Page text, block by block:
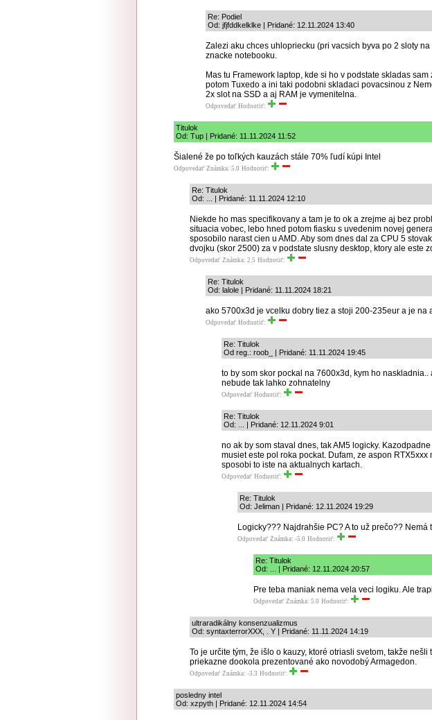
Re: Podiel
Od: jfjfddkelklke | Pridané: 12.11.2024 13:40
Zalezi aku chces uhlopriecku (pri vacsich byva po 2 sloty
znacke notebooku.
Mas tu Framework laptop, kde si ho v podstate skladas
potom Tuxedo a ini taki podobni skladaci povacsinou z
2x slot na SSD a aj RAM je vymenitelna.
Odpovedať Hodnotiť:
Titulok
Od: Tup | Pridané: 11.11.2024 11:52
Šialené že po toľkých kauzách stále 70% ľudí kúpi Intel
Odpovedať Známka: 5.0 Hodnotiť:
Re: Titulok
Od: ... | Pridané: 11.11.2024 12:10
Niekde ho mas specifikovany a tam je to ok a zrejme aj bez
situacia vobec, lebo hned potom fiasku s uvedenim novej
sposobilo narast cien u AMD. Aby som dnes dal za CPU 5
dvojku (skor 2500) za v podstate slusny desktop, ktory ale este
Odpovedať Známka: 2.5 Hodnotiť:
Re: Titulok
Od: lalole | Pridané: 11.11.2024 18:21
ako 5700x3d je vcelku dobry tiez a stoji 200-235eur a je na
Odpovedať Hodnotiť:
Re: Titulok
Od reg.: roob_ | Pridané: 11.11.2024 19:45
to by som skor pockal na 7600x3d, kym ho naskladnia..
nebude tak lahko zohnatelny
Odpovedať Hodnotiť:
Re: Titulok
Od: ... | Pridané: 12.11.2024 9:01
no ak by som staval dnes, tak AM5 logicky.
musiet este pol roka pockat. Dufam, ze aspon
sposobi to iste na aktualnych kartach.
Odpovedať Hodnotiť:
Re: Titulok
Od: Jeliman | Pridané: 12.11.2024 19:29
Logicky??? Najdrahšie PC? A to už prečo?? Nemá
Odpovedať Známka: -5.0 Hodnotiť:
Re: Titulok
Od: ... | Pridané: 12.11.2024 20:57
Pre teba maniak nema vela veci logiku. Ale
Odpovedať Známka: 5.0 Hodnotiť:
ultraradikálny konsenzualizmus
Od: syntaxterrorXXX, . Y | Pridané: 11.11.2024 14:19
To je určite tým, že išlo o kauzy, ktoré otriasli svetom, takže nešli
priekazne dookola prezentované ako novodobý Armagedon.
Odpovedať Známka: -3.3 Hodnotiť:
posledny intel
Od: xzpyth | Pridané: 12.11.2024 14:54